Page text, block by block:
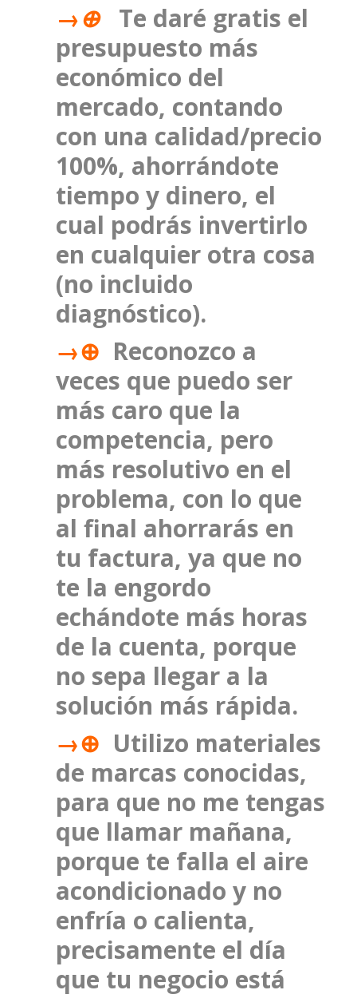
→⊕ Te daré gratis el
presupuesto más
económico del
mercado, contando
con una calidad/precio
100%, ahorrándote
tiempo y dinero, el
cual podrás invertirlo
en cualquier otra cosa
(no incluido
diagnóstico).
→⊕ Reconozco a
veces que puedo ser
más caro que la
competencia, pero
más resolutivo en el
problema, con lo que
al final ahorrarás en
tu factura, ya que no
te la engordo
echándote más horas
de la cuenta, porque
no sepa llegar a la
solución más rápida.
→⊕ Utilizo materiales
de marcas conocidas,
para que no me tengas
que llamar mañana,
porque te falla el aire
acondicionado y no
enfría o calienta,
precisamente el día
que tu negocio está